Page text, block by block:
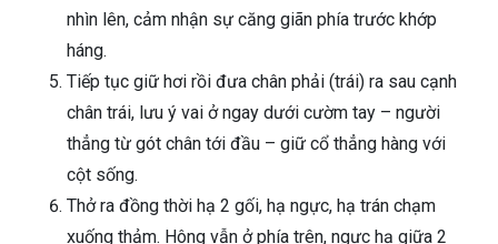
nhìn lên, cảm nhận sự căng giãn phía trước khớp
háng.
Tiếp tục giữ hơi rồi đưa chân phải (trái) ra sau cạnh
chân trái, lưu ý vai ở ngay dưới cườm tay – người
thẳng từ gót chân tới đầu – giữ cổ thẳng hàng với
cột sống.
Thở ra đồng thời hạ 2 gối, hạ ngực, hạ trán chạm
xuống thảm. Hông vẫn ở phía trên, ngực hạ giữa 2